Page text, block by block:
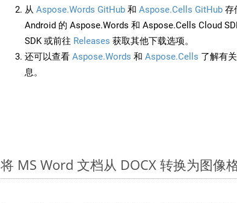
从 Aspose.Words GitHub 和 Aspose.Cells GitHub 存
Android 的 Aspose.Words 和 Aspose.Cells Cloud
SDK 或前往 Releases 获取其他下载选项。
还可以查看 Aspose.Words 和 Aspose.Cells 了解有关
息。
将 MS Word 文档从 DOCX 转换为图像